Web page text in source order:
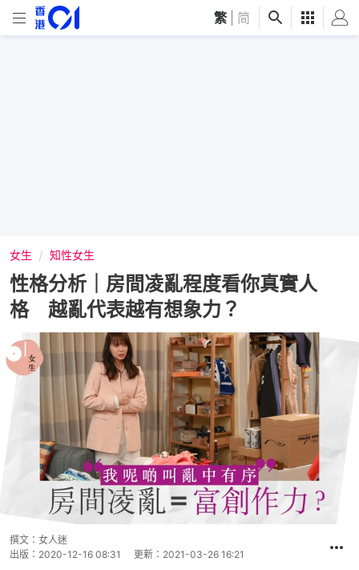
繁 简
女生 知性女生
性格分析｜房間凌亂程度看你真實人
格 越亂代表越有想象力？
撰文： 女人迷
出版： 2020-12-16 08:31 更新： 2021-03-26 16:21